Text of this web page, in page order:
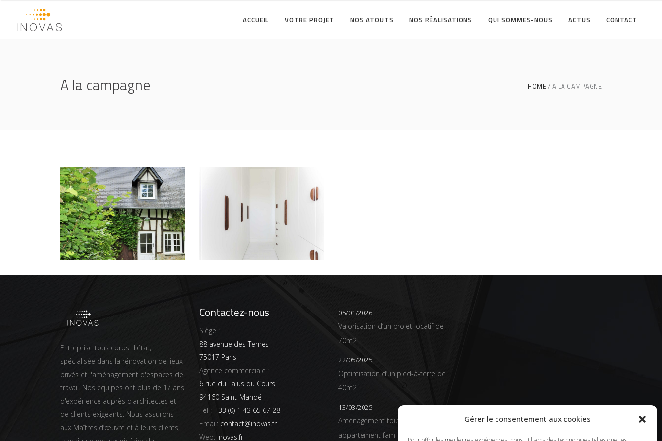
Gérer le consentement aux cookies
ACCUEIL VOTRE PROJET NOS ATOUTS NOS RÉALISATIONS QUI SOMMES-NOUS ACTUS CONTACT
A la campagne HOME A LA CAMPAGNE
Rénovation maison en
Normandie
A LA CAMPAGNE
Changer de vie maison
A LA CAMPAGNE
Entreprise tous corps d'état,
spécialisée dans la rénovation de lieux
privés et l'aménagement d'espaces de
travail. Nos équipes ont plus de 17 ans
d'expérience auprès d'architectes et
de clients exigeants. Nous assurons
aux Maîtres d’œuvre et à leurs clients,
Contactez-nous
Siège :
88 avenue des Ternes
75017 Paris
Agence commerciale :
6 rue du Talus du Cours
94160 Saint-Mandé
Tél : +33 (0) 1 43 65 67 28
Email: contact@inovas.fr
Web: inovas.fr
05/01/2026
Valorisation d’un projet locatif de
70m2
22/05/2025
Optimisation d’un pied-à-terre de
40m2
13/03/2025
Aménagement tout en courbes d’un
appartement familial de 140m2